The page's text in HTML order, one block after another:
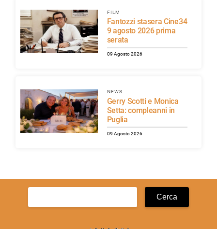
FILM
Fantozzi stasera Cine34
9 agosto 2026 prima
serata
09 Agosto 2026
NEWS
Gerry Scotti e Monica
Setta: compleanni in
Puglia
09 Agosto 2026
Ricerca